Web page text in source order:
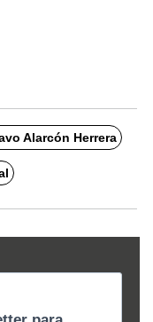
Alarcón Herrera